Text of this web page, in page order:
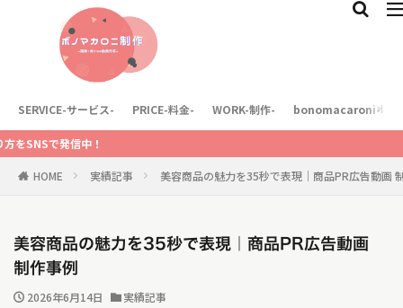
SERVICE-サービス- PRICE-料金- WORK-制作- bonomacaroni-ボノ
で発信中！
HOME 実績記事 美容商品の魅力を35秒で表現｜商品PR広告動画
美容商品の魅力を35秒で表現｜商品PR広告動画
制作事例
2026年6月14日 実績記事